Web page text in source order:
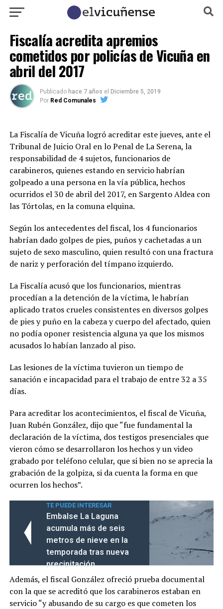
Fiscalía acredita apremios
cometidos por policías de Vicuña en
abril del 2017
Publicado hace 7 años el Diciembre 5, 2019
Por Red Comunales
La Fiscalía de Vicuña logró acreditar este jueves, ante el
Tribunal de Juicio Oral en lo Penal de La Serena, la
responsabilidad de 4 sujetos, funcionarios de
carabineros, quienes estando en servicio habrían
golpeado a una persona en la vía pública, hechos
ocurridos el 30 de abril del 2017, en Sargento Aldea con
las Tórtolas, en la comuna elquina.
Según los antecedentes del fiscal, los 4 funcionarios
habrían dado golpes de pies, puños y cachetadas a un
sujeto de sexo masculino, quien resultó con una fractura
de nariz y perforación del tímpano izquierdo.
La Fiscalía acusó que los funcionarios, mientras
procedían a la detención de la víctima, le habrían
aplicado tratos crueles consistentes en diversos golpes
de pies y puño en la cabeza y cuerpo del afectado, quien
no podía oponer resistencia alguna ya que los mismos
acusados lo habían lanzado al piso.
Las lesiones de la víctima tuvieron un tiempo de
sanación e incapacidad para el trabajo de entre 32 a 35
días.
Para acreditar los acontecimientos, el fiscal de Vicuña,
Juan Rubén González, dijo que “fue fundamental la
declaración de la víctima, dos testigos presenciales que
vieron cómo se desarrollaron los hechos y un video
grabado por teléfono celular, que si bien no se aprecia la
grabación de la golpiza, si da cuenta la forma en que
ocurren los hechos”.
TE PUEDE INTERESAR
Embalse La Laguna
acumula más de seis
metros de nieve en la
temporada tras nueva
precipitación
Además, el fiscal González ofreció prueba documental
con la que se acreditó que los carabineros estaban en
servicio “y abusando de su cargo es que cometen los